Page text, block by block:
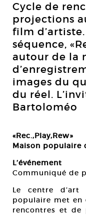
Cycle de
projections
film
séquence,
autour de la
images du
du réel.
Bartoloméo
«Rec.,Play,Rew»
Maison populaire
L’événement
Communiqué de
Le centre
populaire met en
rencontres et de